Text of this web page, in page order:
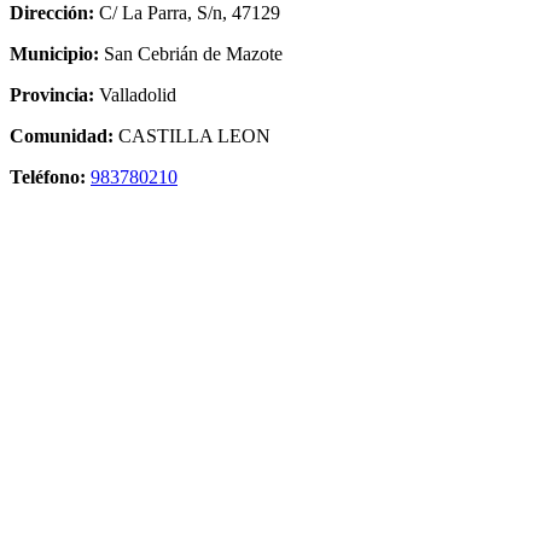
Dirección: C/ La Parra, S/n, 47129
Municipio: San Cebrián de Mazote
Provincia: Valladolid
Comunidad: CASTILLA LEON
Teléfono: 983780210